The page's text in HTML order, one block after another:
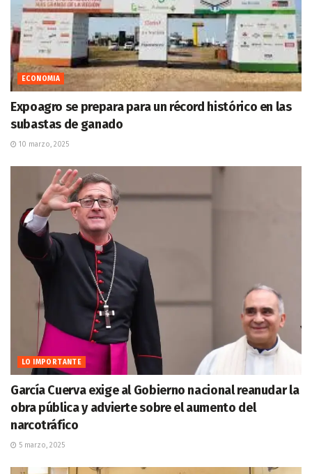
ECONOMIA
Expoagro se prepara para un récord histórico en las
subastas de ganado
10 marzo, 2025
LO IMPORTANTE
García Cuerva exige al Gobierno nacional reanudar la
obra pública y advierte sobre el aumento del
narcotráfico
5 marzo, 2025